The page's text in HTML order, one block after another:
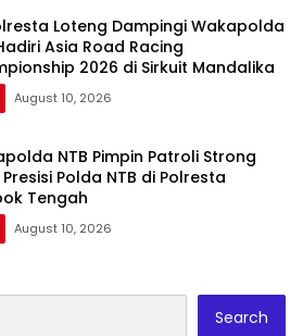
Loteng Dampingi Wakapolda
Asia Road Racing
2026 di Sirkuit Mandalika
August 10, 2026
NTB Pimpin Patroli Strong
Polda NTB di Polresta
Tengah
August 10, 2026
Search